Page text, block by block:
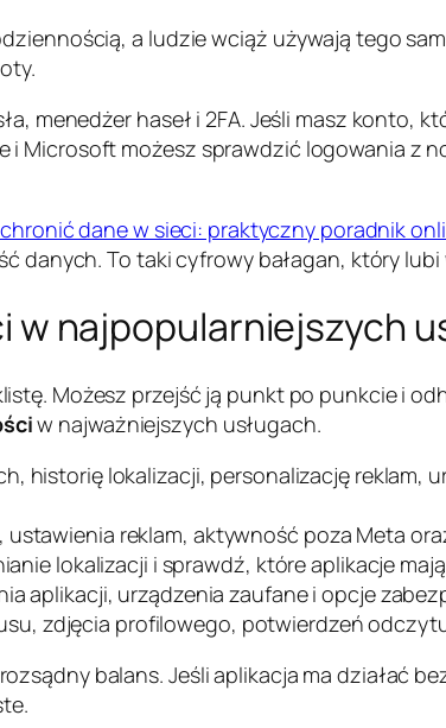
a ludzie wciąż używają tego
menedżer haseł i 2FA. Jeśli masz konto,
Microsoft możesz sprawdzić logowania z
dane w sieci: praktyczny poradnik
danych. To taki cyfrowy bałagan, który lubi
najpopularniejszych
Możesz przejść ją punkt po punkcie i
w najważniejszych usługach.
historię lokalizacji, personalizację reklam,
reklam, aktywność poza Meta
lokalizacji i sprawdź, które aplikacje
aplikacji, urządzenia zaufane i opcje
zdjęcia profilowego, potwierdzeń
balans. Jeśli aplikacja ma działać